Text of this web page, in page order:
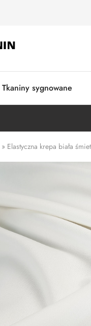
Tkaniny sygnowane
» Elastyczna krepa biała